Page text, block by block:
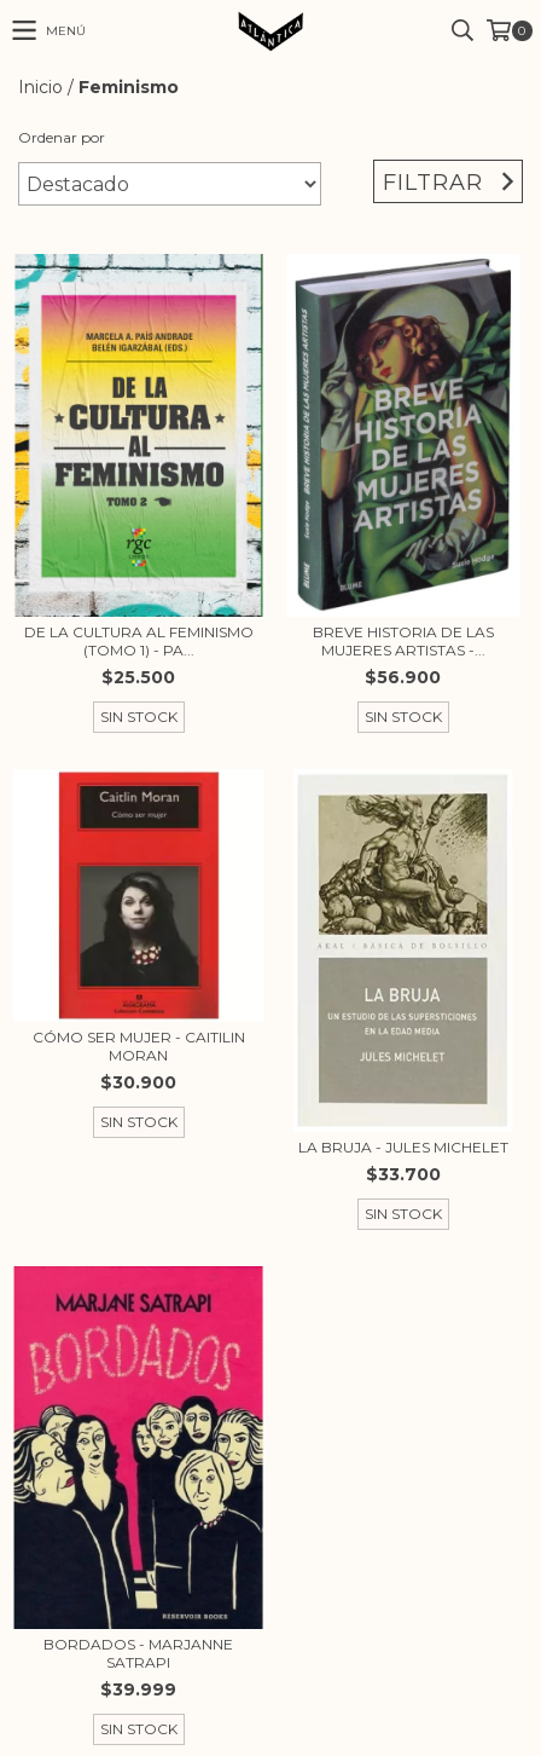
MENÚ 0
Inicio / Feminismo
Ordenar por
FILTRAR
DE LA CULTURA AL FEMINISMO
(TOMO 1) - PA...
$25.500
SIN STOCK
BREVE HISTORIA DE LAS
MUJERES ARTISTAS -...
$56.900
SIN STOCK
CÓMO SER MUJER - CAITILIN
MORAN
$30.900
SIN STOCK
LA BRUJA - JULES MICHELET
$33.700
SIN STOCK
BORDADOS - MARJANNE
SATRAPI
$39.999
SIN STOCK